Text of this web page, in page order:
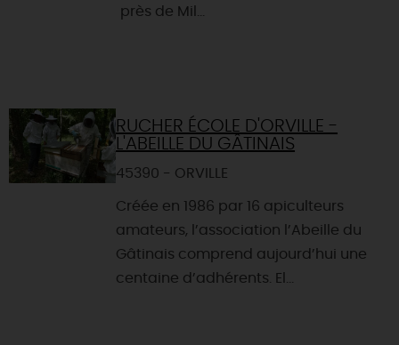
près de Mil...
RUCHER ÉCOLE D'ORVILLE -
L'ABEILLE DU GÂTINAIS
45390 - ORVILLE
Créée en 1986 par 16 apiculteurs
amateurs, l’association l’Abeille du
Gâtinais comprend aujourd’hui une
centaine d’adhérents. El...